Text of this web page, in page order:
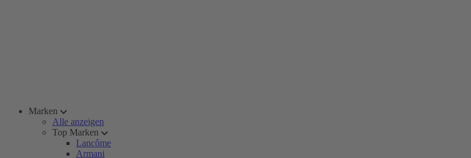
Marken
Alle anzeigen
Top Marken
Lancôme
Armani